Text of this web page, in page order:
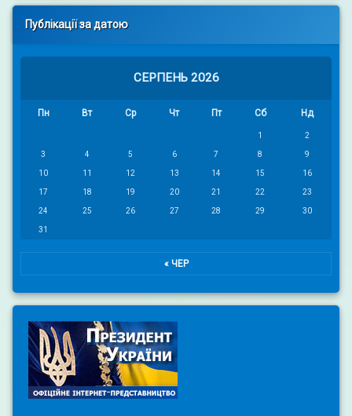
Публікації за датою
СЕРПЕНЬ 2026
Пн Вт Ср Чт Пт Сб Нд
1 2
3 4 5 6 7 8 9
10 11 12 13 14 15 16
17 18 19 20 21 22 23
24 25 26 27 28 29 30
31
« ЧЕР